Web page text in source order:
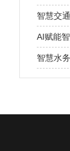
智慧交
AI赋能
智慧水